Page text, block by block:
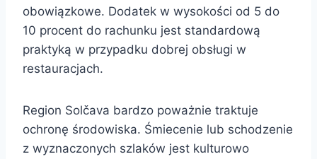
obowiązkowe. Dodatek w wysokości od 5 do
10 procent do rachunku jest standardową
praktyką w przypadku dobrej obsługi w
restauracjach.
Region Solčava bardzo poważnie traktuje
ochronę środowiska. Śmiecenie lub schodzenie
z wyznaczonych szlaków jest kulturowo